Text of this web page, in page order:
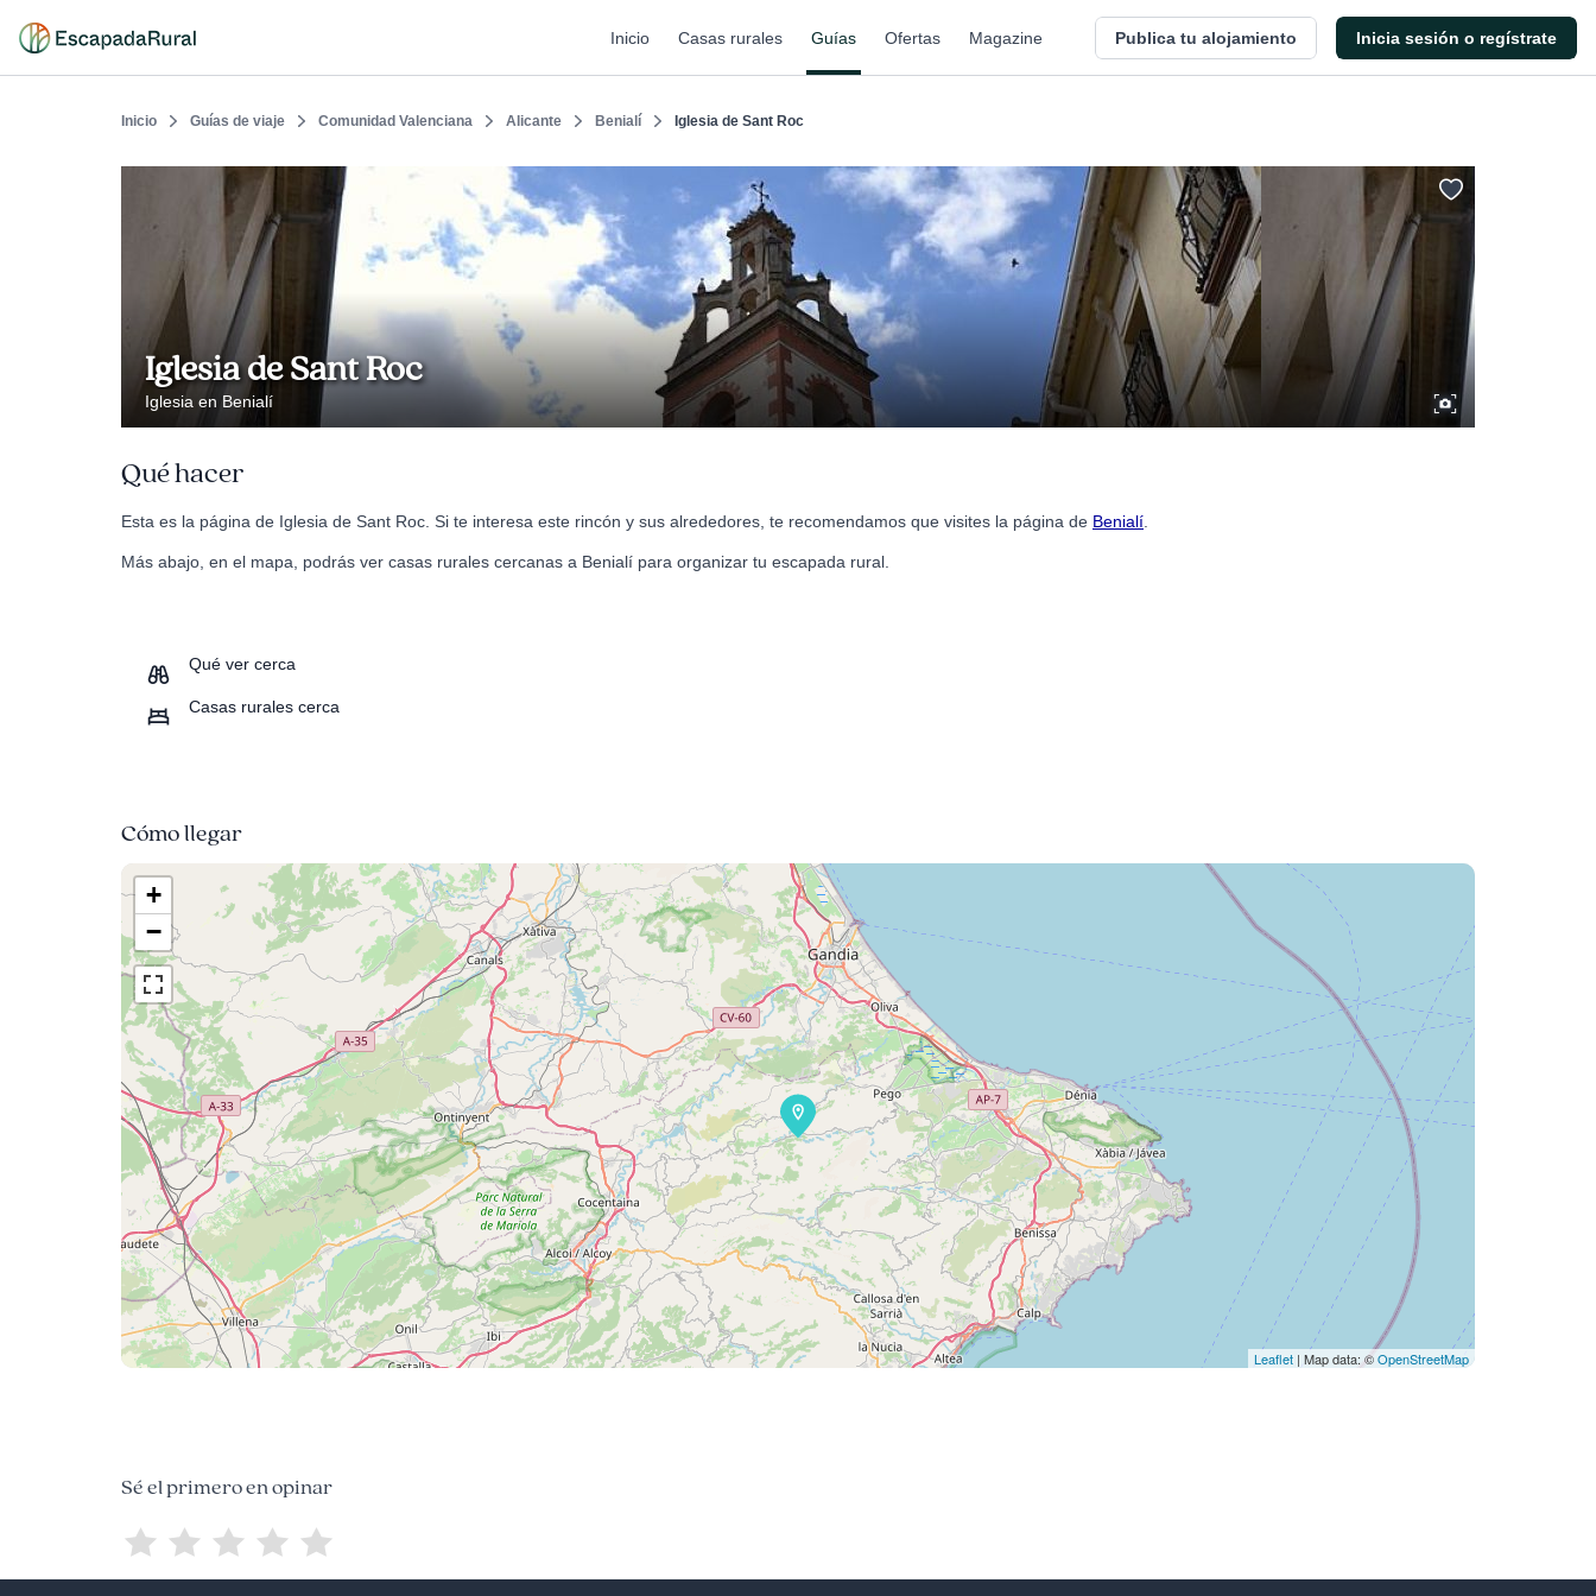
Inicio Casas rurales Guías Ofertas Magazine Publica tu alojamiento Inicia sesión o regístrate
Inicio Guías de viaje Comunidad Valenciana Alicante Benialí Iglesia de Sant Roc
Iglesia de Sant Roc
Iglesia en Benialí
Qué hacer
Esta es la página de Iglesia de Sant Roc. Si te interesa este rincón y sus alrededores, te recomendamos que visites la página de Benialí
Más abajo, en el mapa, podrás ver casas rurales cercanas a Benialí para organizar tu escapada rural.
Qué ver cerca
Casas rurales cerca
Cómo llegar
+
−
Leaflet | Map data: ©OpenStreetMap
Sé el primero en opinar